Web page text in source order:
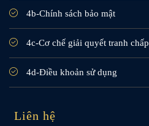
4b-Chính sách bảo mật
4c-Cơ chế giải quyết tranh chấp
4d-Điều khoản sử dụng
Liên hệ